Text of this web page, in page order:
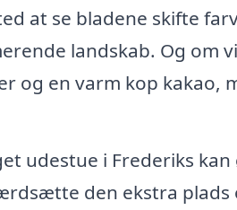
at se bladene skifte
landskab. Og om
og en varm kop kakao,
udestue i Frederiks
den ekstra plads